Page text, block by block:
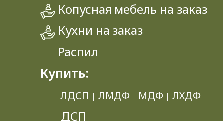
Копусная мебель на заказ
Кухни на заказ
Распил
Купить:
ЛДСП | ЛМДФ | МДФ | ЛХДФ
ДСП